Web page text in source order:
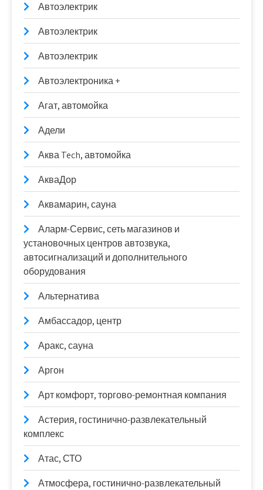
Автоэлектрик
Автоэлектрик
Автоэлектрик
Автоэлектроника +
Агат, автомойка
Адели
Аква Tech, автомойка
АкваДор
Аквамарин, сауна
Аларм-Сервис, сеть магазинов и
установочных центров автозвука,
автосигнализаций и дополнительного
оборудования
Альтернатива
Амбассадор, центр
Аракс, сауна
Аргон
Арт комфорт, торгово-ремонтная компания
Астерия, гостинично-развлекательный
комплекс
Атас, СТО
Атмосфера, гостинично-развлекательный